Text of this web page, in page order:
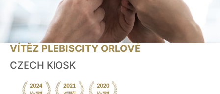
VÍTĚZ PLEBISCITY ORLOVÉ
CZECH KIOSK